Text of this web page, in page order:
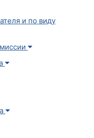
и по виду